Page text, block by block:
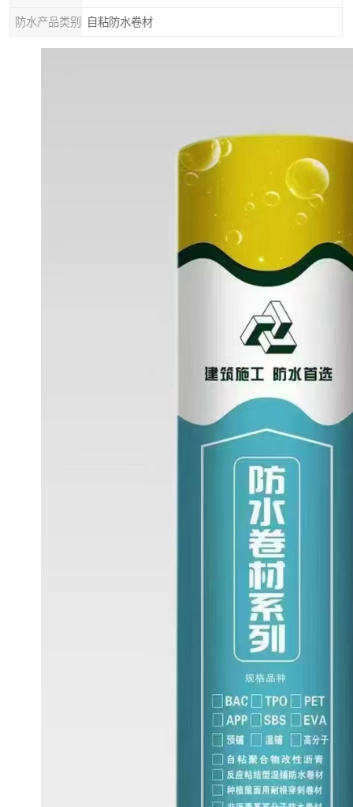
防水产品类别 自粘防水卷材